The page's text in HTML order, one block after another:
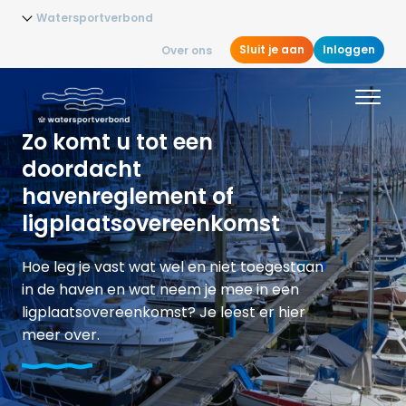
Watersportverbond
Over ons Sluit je aan Inloggen
Zo komt u tot een
doordacht
havenreglement of
ligplaatsovereenkomst
Hoe leg je vast wat wel en niet toegestaan
in de haven en wat neem je mee in een
ligplaatsovereenkomst? Je leest er hier
meer over.